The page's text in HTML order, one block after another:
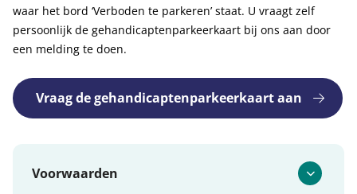
waar het bord ‘Verboden te parkeren’ staat. U vraagt zelf
persoonlijk de gehandicaptenparkeerkaart bij ons aan door
een melding te doen.
Vraag de gehandicaptenparkeerkaart aan
Voorwaarden